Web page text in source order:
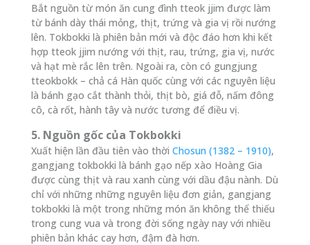
Bắt nguồn từ món ăn cung đình tteok jjim được làm
từ bánh dày thái mỏng, thịt, trứng và gia vị rồi nướng
lên. Tokbokki là phiên bản mới và độc đáo hơn khi kết
hợp tteok jjim nướng với thịt, rau, trứng, gia vị, nước
và hạt mè rắc lên trên. Ngoài ra, còn có gungjung
tteokbokk – chả cá Hàn quốc cùng với các nguyên liệu
là bánh gạo cắt thành thỏi, thịt bò, giá đỗ, nấm đông
cô, cà rốt, hành tây và nước tương để điều vị.
5. Nguồn gốc của Tokbokki
Xuất hiện lần đầu tiên vào thời Chosun (1382 – 1910),
gangjang tokbokki là bánh gạo nếp xào Hoàng Gia
được cùng thịt và rau xanh cùng với dầu đậu nành. Dù
chỉ với những những nguyên liệu đơn giản, gangjang
tokbokki là một trong những món ăn không thể thiếu
trong cung vua và trong đời sống ngày nay với nhiều
phiên bản khác cay hơn, đậm đà hơn.